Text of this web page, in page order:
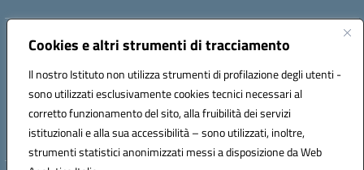
Cookies e altri strumenti di tracciamento
Il nostro Istituto non utilizza strumenti di profilazione degli utenti -
sono utilizzati esclusivamente cookies tecnici necessari al
corretto funzionamento del sito, alla fruibilità dei servizi
istituzionali e alla sua accessibilità – sono utilizzati, inoltre,
strumenti statistici anonimizzati messi a disposizione da Web
Indirizzo:Via Selicato, 1 71122 FOGGIA (FG)
Posta elettronica certificata (PEC):fgee01200c@pec.istruzione.it
Codice fiscale: 80005820719
Codice meccanografico: FGEE01200C